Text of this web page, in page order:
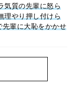
気質の先輩に怒ら
理やり押し付けら
輩に大恥をかかせ